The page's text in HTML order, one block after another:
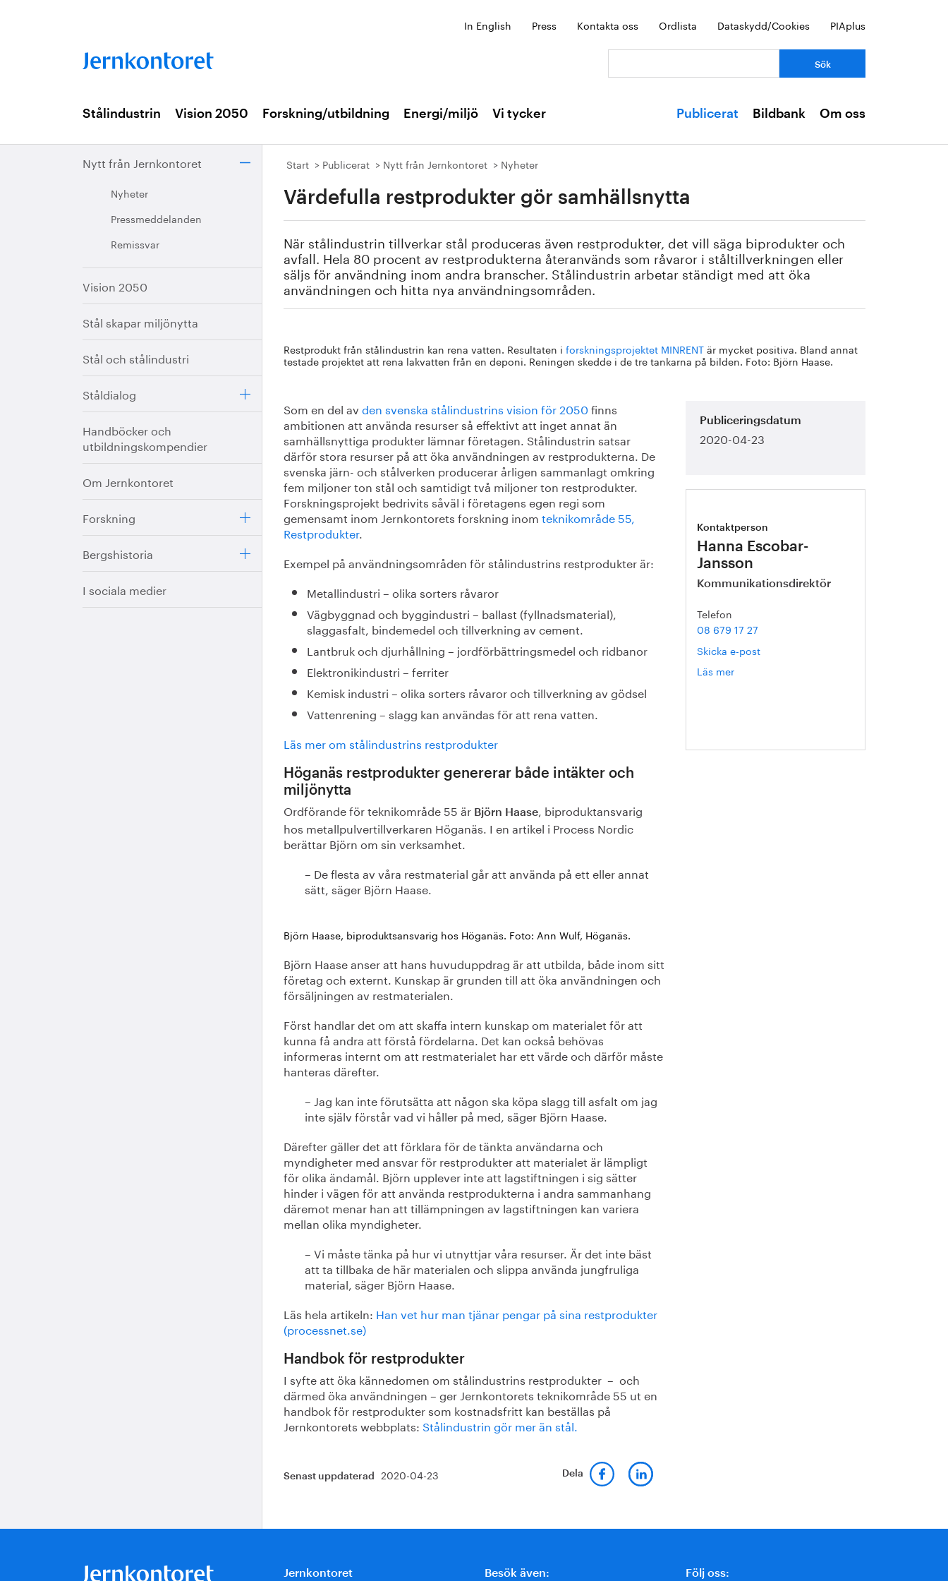
In English Press Kontakta oss Ordlista Dataskydd/Cookies PIAplus
Stålindustrin Vision 2050 Forskning/utbildning Energi/miljö Vi tycker Publicerat Bildbank Om oss
Nytt från Jernkontoret
Nyheter
Pressmeddelanden
Remissvar
Vision 2050
Stål skapar miljönytta
Stål och stålindustri
Ståldialog
Handböcker och
utbildningskompendier
Om Jernkontoret
Forskning
Bergshistoria
I sociala medier
Start Publicerat Nytt från Jernkontoret Nyheter
Värdefulla restprodukter gör samhällsnytta
När stålindustrin tillverkar stål produceras även restprodukter, det vill säga biprodukter och
avfall. Hela 80 procent av restprodukterna återanvänds som råvaror i ståltillverkningen eller
säljs för användning inom andra branscher. Stålindustrin arbetar ständigt med att öka
användningen och hitta nya användningsområden.
Restprodukt från stålindustrin kan rena vatten. Resultaten i forskningsprojektet MINRENTär mycket positiva. Bland annat
testade projektet att rena lakvatten från en deponi. Reningen skedde i de tre tankarna på bilden. Foto: Björn Haase.
Som en del av den svenska stålindustrins vision för 2050 finns
ambitionen att använda resurser så effektivt att inget annat än
samhällsnyttiga produkter lämnar företagen. Stålindustrin satsar
därför stora resurser på att öka användningen av restprodukterna. De
svenska järn- och stålverken producerar årligen sammanlagt omkring
fem miljoner ton stål och samtidigt två miljoner ton restprodukter.
Forskningsprojekt bedrivits såväl i företagens egen regi som
gemensamt inom Jernkontorets forskning inom teknikområde 55,
Restprodukter.
Exempel på användningsområden för stålindustrins restprodukter är:
Metallindustri – olika sorters råvaror
Vägbyggnad och byggindustri – ballast (fyllnadsmaterial),
slaggasfalt, bindemedel och tillverkning av cement.
Lantbruk och djurhållning – jordförbättringsmedel och ridbanor
Elektronikindustri – ferriter
Kemisk industri – olika sorters råvaror och tillverkning av gödsel
Vattenrening – slagg kan användas för att rena vatten.
Läs mer om stålindustrins restprodukter
Höganäs restprodukter genererar både intäkter och
miljönytta
Ordförande för teknikområde 55 är Björn Haase, biproduktansvarig
hos metallpulvertillverkaren Höganäs. I en artikel i Process Nordic
berättar Björn om sin verksamhet.
– De flesta av våra restmaterial går att använda på ett eller annat
sätt, säger Björn Haase.
Björn Haase, biproduktsansvarig hos Höganäs. Foto: Ann Wulf, Höganäs.
Björn Haase anser att hans huvuduppdrag är att utbilda, både inom sitt
företag och externt. Kunskap är grunden till att öka användningen och
försäljningen av restmaterialen.
Först handlar det om att skaffa intern kunskap om materialet för att
kunna få andra att förstå fördelarna. Det kan också behövas
informeras internt om att restmaterialet har ett värde och därför måste
hanteras därefter.
– Jag kan inte förutsätta att någon ska köpa slagg till asfalt om jag
inte själv förstår vad vi håller på med, säger Björn Haase.
Därefter gäller det att förklara för de tänkta användarna och
myndigheter med ansvar för restprodukter att materialet är lämpligt
för olika ändamål. Björn upplever inte att lagstiftningen i sig sätter
hinder i vägen för att använda restprodukterna i andra sammanhang
däremot menar han att tillämpningen av lagstiftningen kan variera
mellan olika myndigheter.
– Vi måste tänka på hur vi utnyttjar våra resurser. Är det inte bäst
att ta tillbaka de här materialen och slippa använda jungfruliga
material, säger Björn Haase.
Läs hela artikeln: Han vet hur man tjänar pengar på sina restprodukter
(processnet.se)
Handbok för restprodukter
I syfte att öka kännedomen om stålindustrins restprodukter – och
därmed öka användningen – ger Jernkontorets teknikområde 55 ut en
handbok för restprodukter som kostnadsfritt kan beställas på
Jernkontorets webbplats: Stålindustrin gör mer än stål.
Senast uppdaterad 2020-04-23 Dela
Publiceringsdatum
2020-04-23
Kontaktperson
Hanna Escobar-
Jansson
Kommunikationsdirektör
Telefon
08 679 17 27
Skicka e-post
Läs mer
Jernkontoret Besök även: Följ oss: